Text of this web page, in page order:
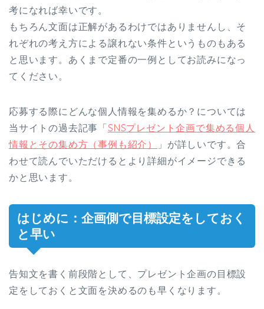
考になれば幸いです。
もちろん文面は正解があるわけではありませんし、そ
れぞれの考え方による譲れない条件というものもある
と思います。あくまで定番の一例としてお読みになっ
てください。
応募する際にどんな個人情報を集めるか？については
当サイトの過去記事「SNSプレゼント企画で集める個人
情報とその集め方（事例も紹介）
」が詳しいです。合
わせて読んでいただけるとより詳細がイメージできる
かと思います。
はじめに：企画側で目標設定をしておく
と早い
告知文を書く前段階として、プレゼント企画の目標設
定をしておくと文面を決めるのも早くなります。